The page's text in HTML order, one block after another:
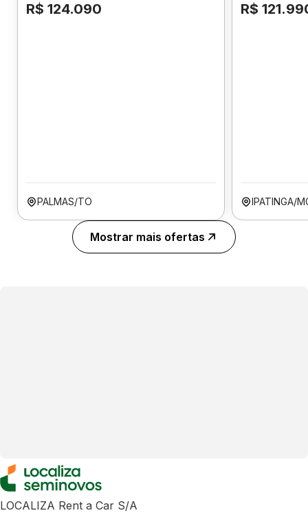
R$ 124.090
PALMAS/TO
R$
IPATINGA/
Mostrar mais ofertas
LOCALIZA Rent a Car S/A